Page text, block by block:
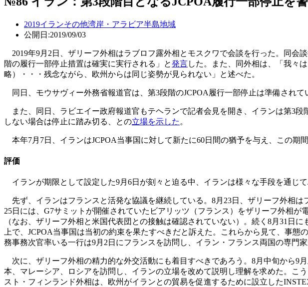
2019イランその他湾岸・アラビア半島地域
公開日:2019/09/03
2019年9月2日、ザリーフ外相はラブロフ露外相とモスクワで会談を行った。同会
階の履行一部停止措置は確実に実行される」と発言した。また、同外相は、「我々
略）・・・残念ながら、欧州からは同じ姿勢が見られない」と述べた。
同日、モウサヴィー外務省報道官は、第3段階のJCPOA履行一部停止は準備され
また、同日、ラビエイー政府報道官もテヘランで記者会見を開き、イランは第3
しない場合は停止に踏み切る、との立場を示した 。
本年7月7日、イランはJCPOA当事国に対して新たに60日間の猶予を与え、この期
評価
イランが期限として設定した9月6日が刻々と迫る中、イランは様々な手段を通じ
先ず、イランはフランスと活発な協議を継続している。8月23日、ザリーフ外相
25日には、G7サミットが開催されていたビアリッツ（フランス）をザリーフ外相
（なお、ザリーフ外相と米国代表団との接触は確認されていない）。続く8月31日
上で、JCPOA当事国は当初の約束を果たすべきだと訴えた。これらから見て、事
務事務次官率いる一行は9月2日にフランスを訪問し、イラン・フランス両国の専門
次に、ザリーフ外相の精力的な外交活動にも着目すべきであろう。8月中旬から9
本、マレーシア、ロシアを訪問し、イランの立場を改めて説明し理解を求めた。こ
スト・フィンランド外相は、欧州がイランとの貿易を促進するために設立した